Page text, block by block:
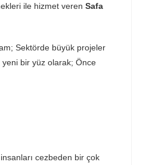
ile hizmet veren Safa
Sektörde büyük projeler
yeni bir yüz olarak; Önce
cezbeden bir çok